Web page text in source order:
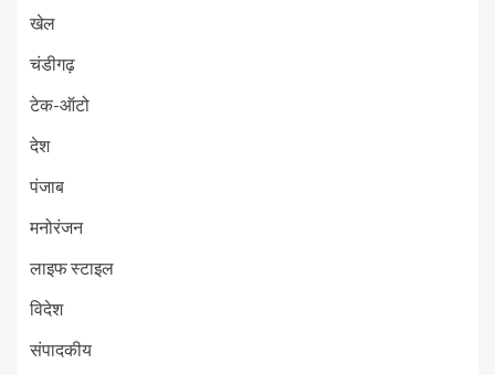
खेल
चंडीगढ़
टेक-ऑटो
देश
पंजाब
मनोरंजन
लाइफ स्टाइल
विदेश
संपादकीय